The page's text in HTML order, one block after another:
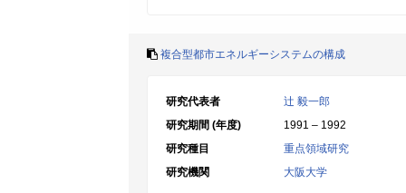
複合型都市エネルギーシステムの構成
研究代表者
辻 毅一郎
研究期間 (年度)
1991 – 1992
研究種目
重点領域研究
研究機関
大阪大学